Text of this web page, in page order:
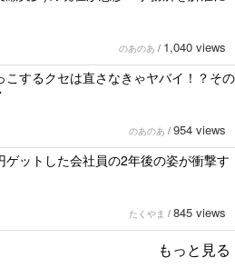
のあのあ / 1,040 views
こするクセは直さなきゃヤバイ！？その
のあのあ / 954 views
ゲットした会社員の2年後の姿が衝撃す
たくやま / 845 views
もっと見る